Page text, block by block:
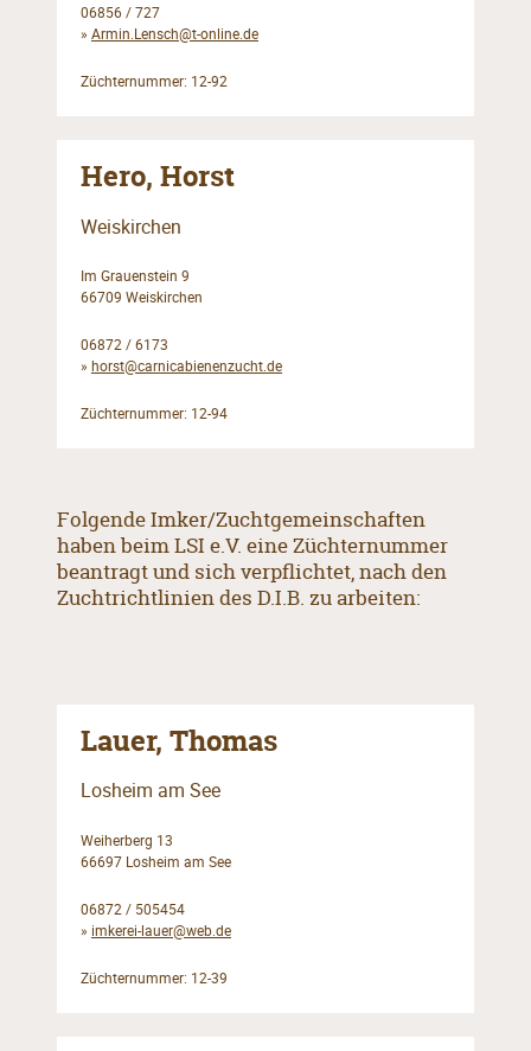
06856 / 727
» Armin.Lensch@t-online.de
Züchternummer: 12-92
Hero, Horst
Weiskirchen
Im Grauenstein 9
66709 Weiskirchen
06872 / 6173
» horst@carnicabienenzucht.de
Züchternummer: 12-94
Folgende Imker/Zuchtgemeinschaften
haben beim LSI e.V. eine Züchternummer
beantragt und sich verpflichtet, nach den
Zuchtrichtlinien des D.I.B. zu arbeiten:
Lauer, Thomas
Losheim am See
Weiherberg 13
66697 Losheim am See
06872 / 505454
» imkerei-lauer@web.de
Züchternummer: 12-39